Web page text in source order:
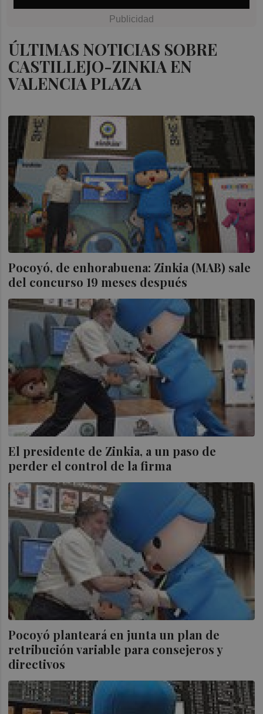
ÚLTIMAS NOTICIAS SOBRE
CASTILLEJO-ZINKIA EN
VALENCIA PLAZA
Pocoyó, de enhorabuena: Zinkia (MAB) sale
del concurso 19 meses después
El presidente de Zinkia, a un paso de
perder el control de la firma
Pocoyó planteará en junta un plan de
retribución variable para consejeros y
directivos